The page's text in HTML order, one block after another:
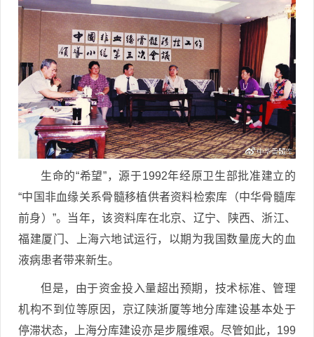
生命的“希望”，源于1992年经原卫生部批准建立的
“中国非血缘关系骨髓移植供者资料检索库（中华骨髓库
前身）”。当年，该资料库在北京、辽宁、陕西、浙江、
福建厦门、上海六地试运行，以期为我国数量庞大的血
液病患者带来新生。
但是，由于资金投入量超出预期，技术标准、管理
机构不到位等原因，京辽陕浙厦等地分库建设基本处于
停滞状态，上海分库建设亦是步履维艰。尽管如此，199